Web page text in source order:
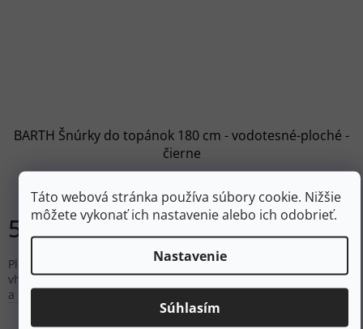
Táto webová stránka používa súbory cookie. Nižšie
môžete vykonať ich nastavenie alebo ich odobrieť.
Nastavenie
Súhlasím
BARTH Šnúrky do topánok 180 cm - vodotesné-ploché -
čierne
5,40 €
Ploché šnúrky Barth Schuhbandl na outdoorové topánky - dĺžka
vhodná pre topánky so 16 až 18 pármi zapínania šnúrok (dierky
a háčiky) Vodoodolná úprava.